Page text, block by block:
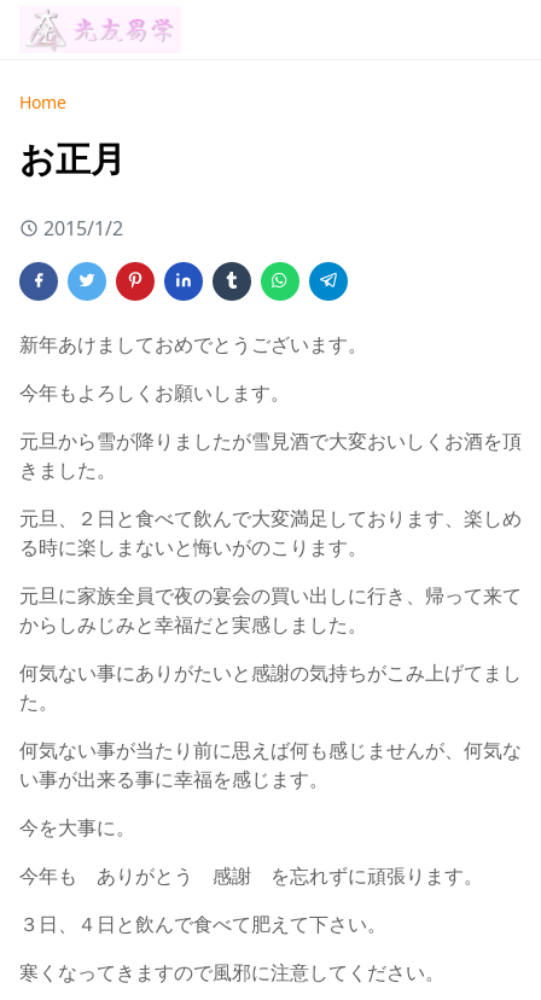
Home
お正月
2015/1/2
新年あけましておめでとうございます。
今年もよろしくお願いします。
元旦から雪が降りましたが雪見酒で大変おいしくお酒を頂
きました。
元旦、２日と食べて飲んで大変満足しております、楽しめ
る時に楽しまないと悔いがのこります。
元旦に家族全員で夜の宴会の買い出しに行き、帰って来て
からしみじみと幸福だと実感しました。
何気ない事にありがたいと感謝の気持ちがこみ上げてまし
た。
何気ない事が当たり前に思えば何も感じませんが、何気な
い事が出来る事に幸福を感じます。
今を大事に。
今年も ありがとう 感謝 を忘れずに頑張ります。
３日、４日と飲んで食べて肥えて下さい。
寒くなってきますので風邪に注意してください。